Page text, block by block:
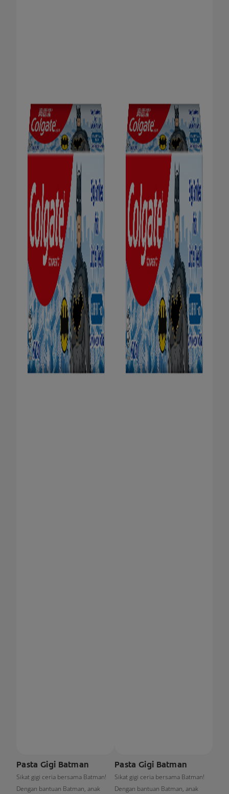
Pasta Gigi Batman
Sikat gigi ceria bersama Batman!
Dengan bantuan Batman, anak
Pasta Gigi Batman
Sikat gigi ceria bersama Batman!
Dengan bantuan Batman, anak